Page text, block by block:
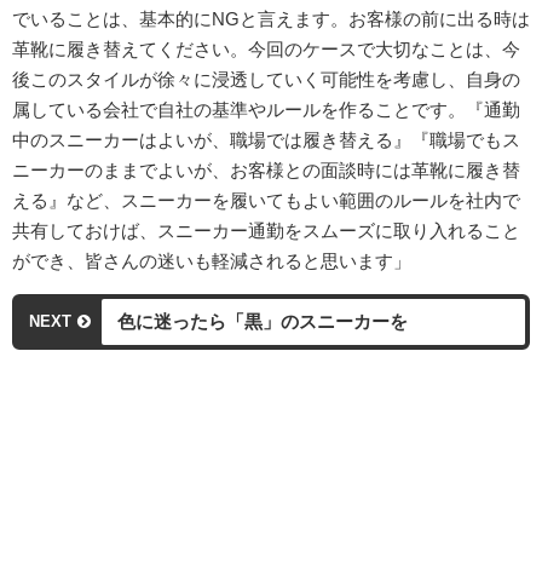
でいることは、基本的にNGと言えます。お客様の前に出る時は
革靴に履き替えてください。今回のケースで大切なことは、今
後このスタイルが徐々に浸透していく可能性を考慮し、自身の
属している会社で自社の基準やルールを作ることです。『通勤
中のスニーカーはよいが、職場では履き替える』『職場でもス
ニーカーのままでよいが、お客様との面談時には革靴に履き替
える』など、スニーカーを履いてもよい範囲のルールを社内で
共有しておけば、スニーカー通勤をスムーズに取り入れること
ができ、皆さんの迷いも軽減されると思います」
NEXT 色に迷ったら「黒」のスニーカーを